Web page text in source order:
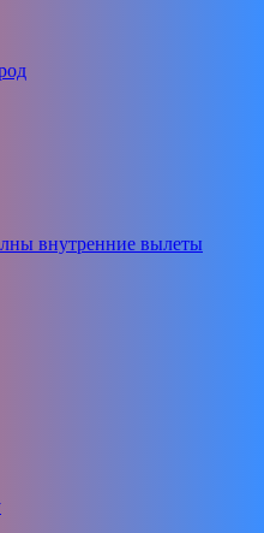
внутренние вылеты